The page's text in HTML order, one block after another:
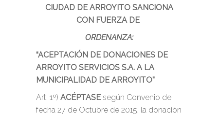
CIUDAD DE ARROYITO SANCIONA
CON FUERZA DE
ORDENANZA:
“ACEPTACIÓN DE DONACIONES DE
ARROYITO SERVICIOS S.A. A LA
MUNICIPALIDAD DE ARROYITO”
Art. 1º) ACÉPTASE según Convenio de
fecha 27 de Octubre de 2015, la donación